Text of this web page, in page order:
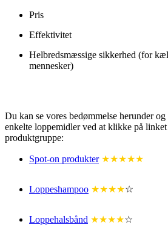
Pris
Effektivitet
Helbredsmæssige sikkerhed (for
mennesker)
Du kan se vores bedømmelse herunder
enkelte loppemidler ved at klikke på
produktgruppe:
Spot-on produkter ★★★★★
Loppeshampoo ★★★★☆
Loppehalsbånd ★★★★☆